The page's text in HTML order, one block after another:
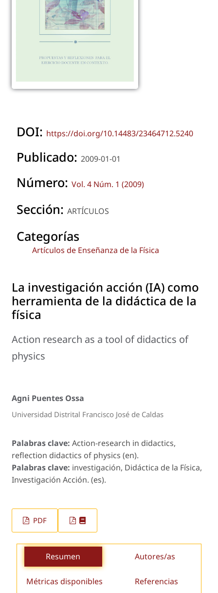
DOI: https://doi.org/10.14483/23464712.5240
Publicado: 2009-01-01
Número: Vol. 4 Núm. 1 (2009)
Sección: ARTÍCULOS
Categorías
Artículos de Enseñanza de la Física
La investigación acción (IA) como
herramienta de la didáctica de la
física
Action research as a tool of didactics of
physics
Agni Puentes Ossa
Universidad Distrital Francisco José de Caldas
Palabras clave: Action-research in didactics,
reflection didactics of physics (en).
Palabras clave: investigación, Didáctica de la Física,
Investigación Acción. (es).
PDF
Resumen Autores/as
Métricas disponibles Referencias